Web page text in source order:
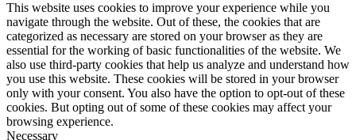
This website uses cookies to improve your experience while you
navigate through the website. Out of these, the cookies that are
categorized as necessary are stored on your browser as they are
essential for the working of basic functionalities of the website. We
also use third-party cookies that help us analyze and understand how
you use this website. These cookies will be stored in your browser
only with your consent. You also have the option to opt-out of these
cookies. But opting out of some of these cookies may affect your
browsing experience.
Necessary